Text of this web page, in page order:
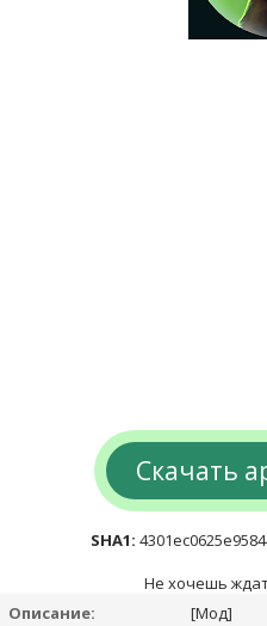
Скачать
SHA1:
Не хочешь
Описание:
[Мод]